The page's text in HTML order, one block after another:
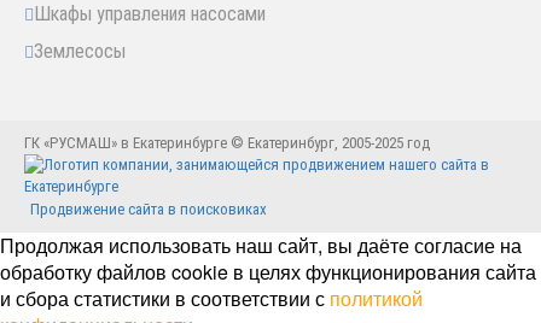
Шкафы управления насосами
Землесосы
ГК «РУСМАШ» в Екатеринбурге © Екатеринбург, 2005-2025 год
Продвижение сайта в поисковиках
Продолжая использовать наш сайт, вы даёте согласие на
обработку файлов cookie в целях функционирования сайта
и сбора статистики в соответствии с политикой